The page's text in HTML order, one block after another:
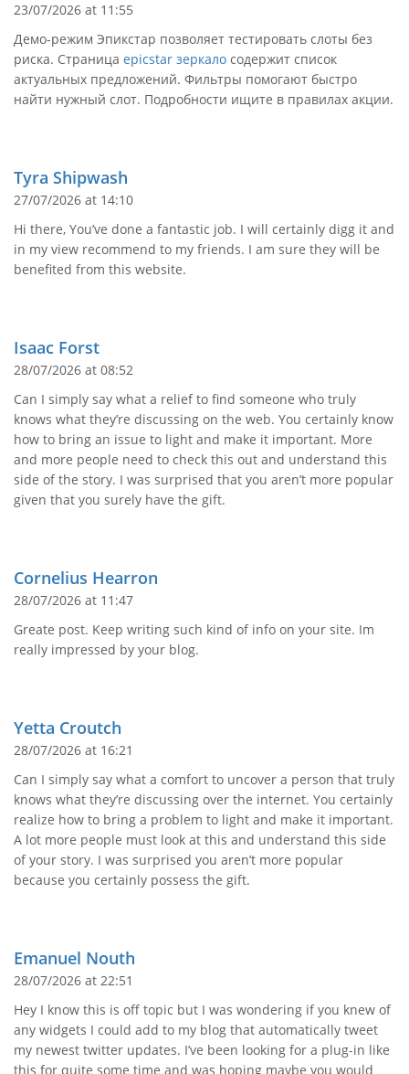
23/07/2026 at 11:55
Демо-режим Эпикстар позволяет тестировать слоты без
риска. Страница epicstar зеркало содержит список
актуальных предложений. Фильтры помогают быстро
найти нужный слот. Подробности ищите в правилах акции.
Tyra Shipwash
27/07/2026 at 14:10
Hi there, You’ve done a fantastic job. I will certainly digg it and
in my view recommend to my friends. I am sure they will be
benefited from this website.
Isaac Forst
28/07/2026 at 08:52
Can I simply say what a relief to find someone who truly
knows what they’re discussing on the web. You certainly know
how to bring an issue to light and make it important. More
and more people need to check this out and understand this
side of the story. I was surprised that you aren’t more popular
given that you surely have the gift.
Cornelius Hearron
28/07/2026 at 11:47
Greate post. Keep writing such kind of info on your site. Im
really impressed by your blog.
Yetta Croutch
28/07/2026 at 16:21
Can I simply say what a comfort to uncover a person that truly
knows what they’re discussing over the internet. You certainly
realize how to bring a problem to light and make it important.
A lot more people must look at this and understand this side
of your story. I was surprised you aren’t more popular
because you certainly possess the gift.
Emanuel Nouth
28/07/2026 at 22:51
Hey I know this is off topic but I was wondering if you knew of
any widgets I could add to my blog that automatically tweet
my newest twitter updates. I’ve been looking for a plug-in like
this for quite some time and was hoping maybe you would